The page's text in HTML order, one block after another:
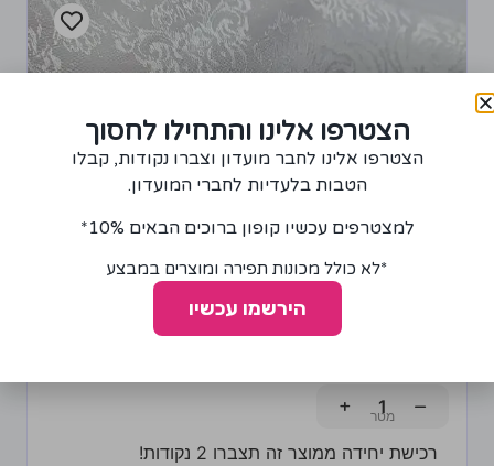
בד למפה בצבע לבן
−
+
רכישת יחידה ממוצר זה תצברו 2 נקודות!
הצטרפו אלינו והתחילו לחסוך
הצטרפו אלינו לחבר מועדון וצברו נקודות, קבלו
הטבות בלעדיות לחברי המועדון.
למצטרפים עכשיו קופון ברוכים הבאים 10%*
*לא כולל מכונות תפירה ומוצרים במבצע
הירשמו עכשיו